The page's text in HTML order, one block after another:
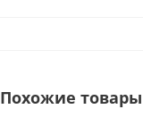
Похожие товары